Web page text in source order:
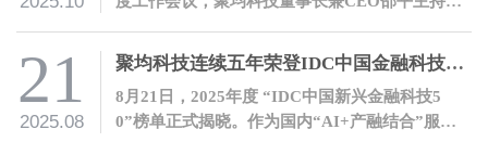
21
2025.08
聚均科技连续五年荣登IDC中国金融科技50榜单
8月21日，2025年度 “IDC中国新兴金融科技5
0”榜单正式揭晓。作为国内“AI+产融结合”服务